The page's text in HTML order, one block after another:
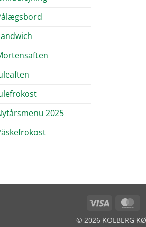
2025
Visa
© 2026 KOLBERG